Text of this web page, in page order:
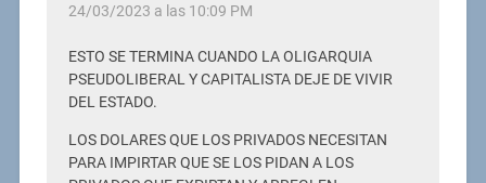
24/03/2023 a las 10:09 PM
ESTO SE TERMINA CUANDO LA OLIGARQUIA
PSEUDOLIBERAL Y CAPITALISTA DEJE DE VIVIR
DEL ESTADO.
LOS DOLARES QUE LOS PRIVADOS NECESITAN
PARA IMPIRTAR QUE SE LOS PIDAN A LOS